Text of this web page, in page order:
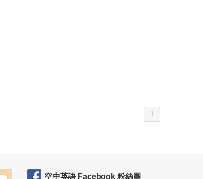
1
空中英語 Facebook 粉絲團